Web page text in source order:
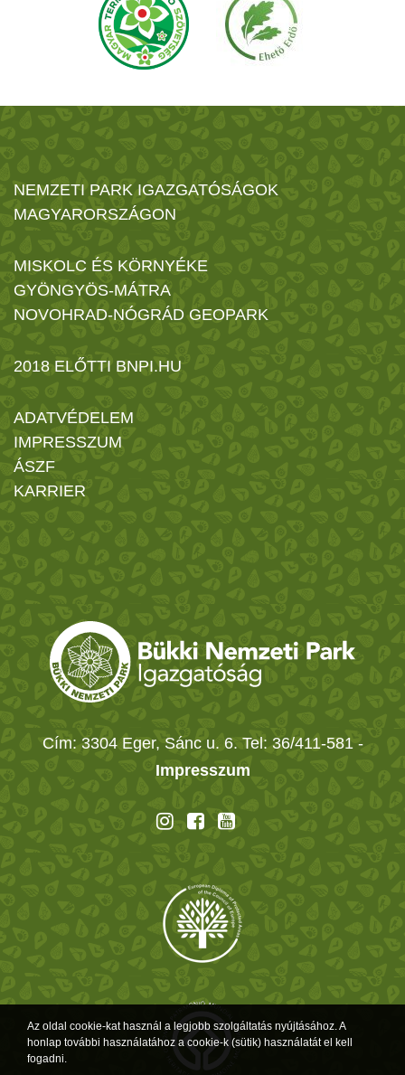
NEMZETI PARK IGAZGATÓSÁGOK
MAGYARORSZÁGON
MISKOLC ÉS KÖRNYÉKE
GYÖNGYÖS-MÁTRA
NOVOHRAD-NÓGRÁD GEOPARK
2018 ELŐTTI BNPI.HU
ADATVÉDELEM
IMPRESSZUM
ÁSZF
KARRIER
Cím: 3304 Eger, Sánc u. 6. Tel: 36/411-581 -
Impresszum
Az oldal cookie-kat használ a legjobb szolgáltatás nyújtásához. A
honlap további használatához a cookie-k (sütik) használatát el kell
fogadni.